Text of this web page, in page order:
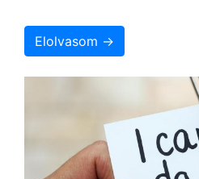
Elolvasom →